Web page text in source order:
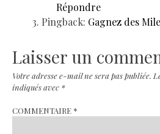
Répondre
Pingback: Gagnez des
Laisser un
Votre adresse e-mail ne sera pas publiée.
indiqués avec *
COMMENTAIRE *